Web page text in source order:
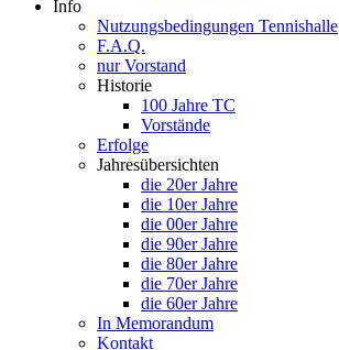
Info
Nutzungsbedingungen Tennishalle
F.A.Q.
nur Vorstand
Historie
100 Jahre TC
Vorstände
Erfolge
Jahresübersichten
die 20er Jahre
die 10er Jahre
die 00er Jahre
die 90er Jahre
die 80er Jahre
die 70er Jahre
die 60er Jahre
In Memorandum
Kontakt